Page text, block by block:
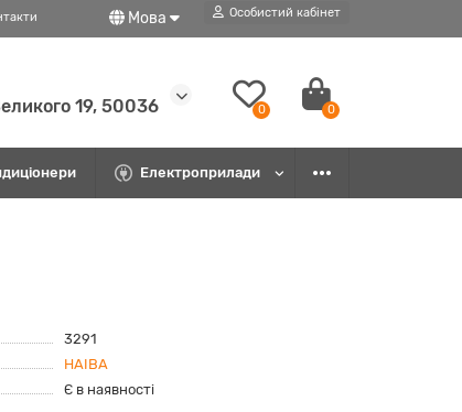
Мова Особистий кабінет
19, 50036
0 0
Електроприлади
3291
HAIBA
Є в наявності